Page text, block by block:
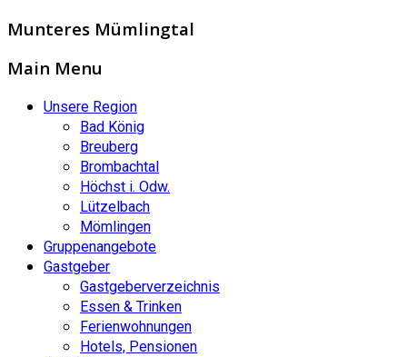
Munteres Mümlingtal
Main Menu
Unsere Region
Bad König
Breuberg
Brombachtal
Höchst i. Odw.
Lützelbach
Mömlingen
Gruppenangebote
Gastgeber
Gastgeberverzeichnis
Essen & Trinken
Ferienwohnungen
Hotels, Pensionen